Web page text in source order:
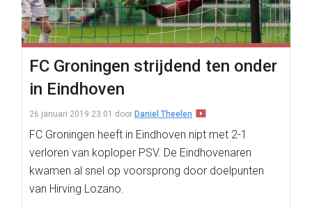
FC Groningen strijdend ten onder
in Eindhoven
26 januari 2019 23:01 door Daniel Theelen
FC Groningen heeft in Eindhoven nipt met 2-1
verloren van koploper PSV. De Eindhovenaren
kwamen al snel op voorsprong door doelpunten
van Hirving Lozano.